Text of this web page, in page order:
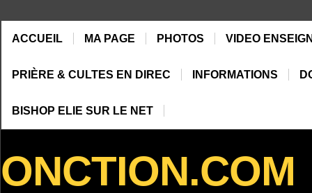
ACCUEIL MA PAGE PHOTOS VIDEO
PRIÈRE & CULTES EN DIREC INFORMATIONS
BISHOP ELIE SUR LE NET
ONCTION.COM